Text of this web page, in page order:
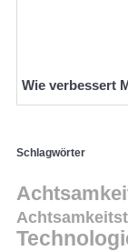
Wie verbessert
Schlagwörter